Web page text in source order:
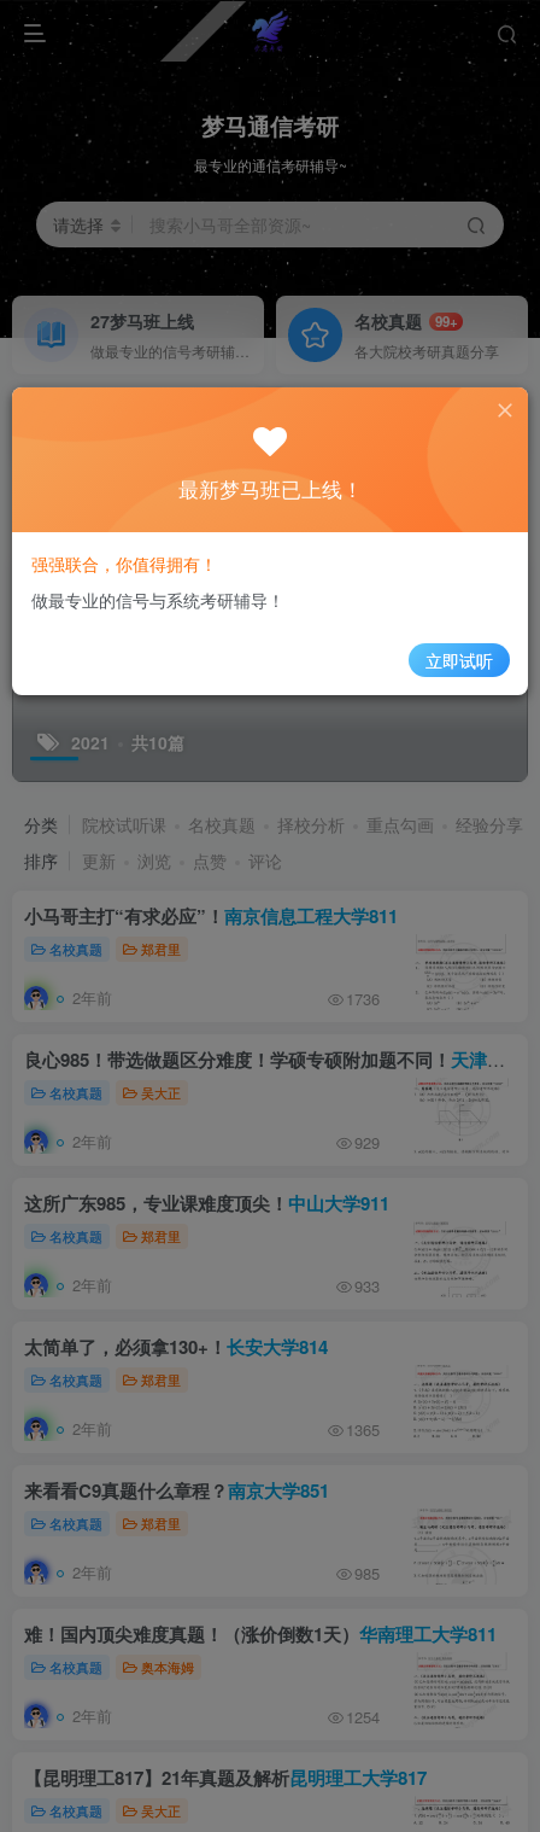
梦马通信考研
最专业的通信考研辅导~
请选择 搜索小马哥全部资源~
27梦马班上线 名校真题
99+
各大院校考研真题分享
梦马班已上线！
2021 共10篇
分类 院校试听课 名校真题 择校分析 重点勾画
经验分享
排序
更新 浏览 点赞 评论
小马哥主打“有求必应”！ 南京信息工程大学811
名校真题 郑君里
2年前 1736
良心985！带选做题区分难度！学硕专硕附加题不同！ 天津大学815
名校真题 吴大正
2年前 929
这所广东985，专业课难度顶尖！ 中山大学911
名校真题 郑君里
2年前 933
太简单了，必须拿130+！ 长安大学814
名校真题 郑君里
2年前 1365
来看看C9真题什么章程？南京大学851
名校真题 郑君里
2年前 985
难！国内顶尖难度真题！（涨价倒数1天） 华南理工大学811
名校真题 奥本海姆
2年前 1254
【昆明理工817】21年真题及解析昆明理工大学817
名校真题 吴大正
最新梦马班已上线！
强强联合，你值得拥有！
做最专业的信号与系统考研辅导！
立即试听